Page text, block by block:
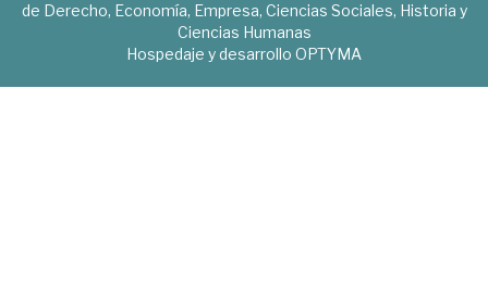
de Derecho, Economía, Empresa, Ciencias Sociales, Historia y
Ciencias Humanas
Hospedaje y desarrollo OPTYMA